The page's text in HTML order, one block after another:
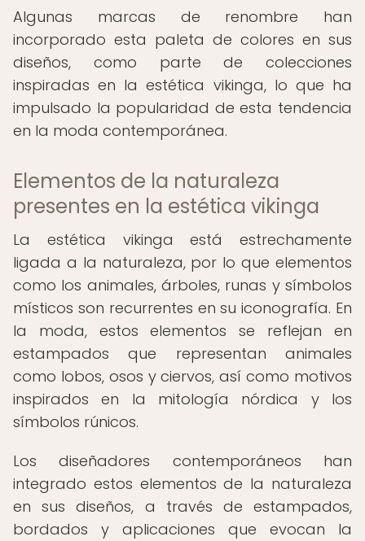
Algunas marcas de renombre han
incorporado esta paleta de colores en sus
diseños, como parte de colecciones
inspiradas en la estética vikinga, lo que ha
impulsado la popularidad de esta tendencia
en la moda contemporánea.
Elementos de la naturaleza
presentes en la estética vikinga
La estética vikinga está estrechamente
ligada a la naturaleza, por lo que elementos
como los animales, árboles, runas y símbolos
místicos son recurrentes en su iconografía. En
la moda, estos elementos se reflejan en
estampados que representan animales
como lobos, osos y ciervos, así como motivos
inspirados en la mitología nórdica y los
símbolos rúnicos.
Los diseñadores contemporáneos han
integrado estos elementos de la naturaleza
en sus diseños, a través de estampados,
bordados y aplicaciones que evocan la